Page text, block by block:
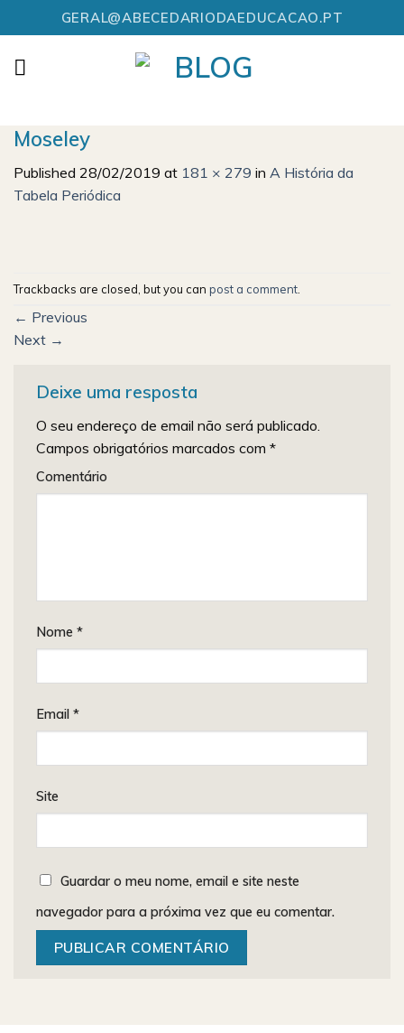
to
content
GERAL@ABECEDARIODAEDUCACAO.PT
Moseley
Published 28/02/2019 at 181 × 279 in A História da
Tabela Periódica
Trackbacks are closed, but you can post a comment
← Previous
Next →
Deixe uma resposta
O seu endereço de email não será publicado.
Campos obrigatórios marcados com *
Comentário
Nome *
Email *
Site
Guardar o meu nome, email e site neste
navegador para a próxima vez que eu comentar.